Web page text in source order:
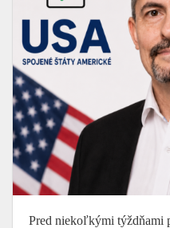
Pred niekoľkými týždňami